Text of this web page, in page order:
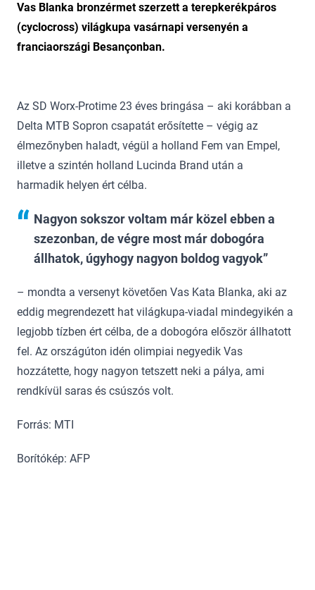
Vas Blanka bronzérmet szerzett a terepkerékpáros
(cyclocross) világkupa vasárnapi versenyén a
franciaországi Besançonban.
Az SD Worx-Protime 23 éves bringása – aki korábban a
Delta MTB Sopron csapatát erősítette – végig az
élmezőnyben haladt, végül a holland Fem van Empel,
illetve a szintén holland Lucinda Brand után a
harmadik helyen ért célba.
Nagyon sokszor voltam már közel ebben a
szezonban, de végre most már dobogóra
állhatok, úgyhogy nagyon boldog vagyok
– mondta a versenyt követően Vas Kata Blanka, aki az
eddig megrendezett hat világkupa-viadal mindegyikén a
legjobb tízben ért célba, de a dobogóra először állhatott
fel. Az országúton idén olimpiai negyedik Vas
hozzátette, hogy nagyon tetszett neki a pálya, ami
rendkívül saras és csúszós volt.
Forrás: MTI
Borítókép: AFP